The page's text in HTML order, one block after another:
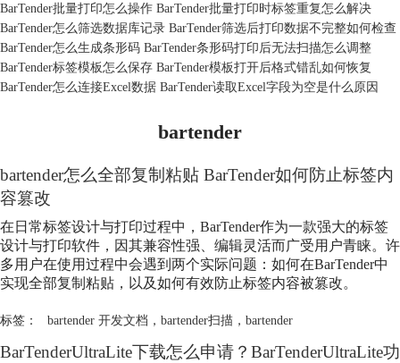
BarTender批量打印怎么操作 BarTender批量打印时标签重复怎么解决
BarTender怎么筛选数据库记录 BarTender筛选后打印数据不完整如何检查
BarTender怎么生成条形码 BarTender条形码打印后无法扫描怎么调整
BarTender标签模板怎么保存 BarTender模板打开后格式错乱如何恢复
BarTender怎么连接Excel数据 BarTender读取Excel字段为空是什么原因
bartender
bartender怎么全部复制粘贴 BarTender如何防止标签内
容篡改
在日常标签设计与打印过程中，BarTender作为一款强大的标签
设计与打印软件，因其兼容性强、编辑灵活而广受用户青睐。许
多用户在使用过程中会遇到两个实际问题：如何在BarTender中
实现全部复制粘贴，以及如何有效防止标签内容被篡改。
标签： bartender 开发文档 ， bartender扫描， bartender
BarTenderUltraLite下载怎么申请？BarTenderUltraLite功